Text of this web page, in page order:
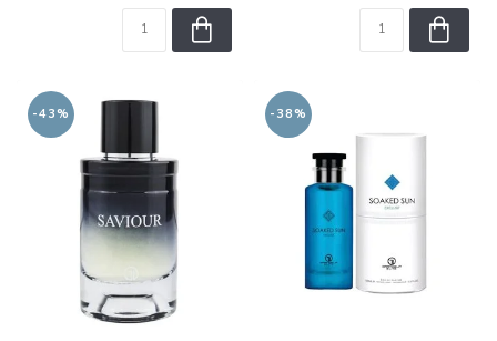
-43% -38%